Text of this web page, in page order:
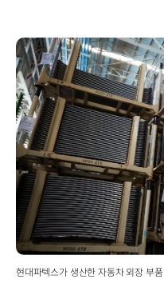
현대파텍스가 생산한 자동차 외장 부품